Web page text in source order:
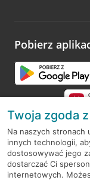
opinie.
Pobierz
RODO
Regulamin serwisu
Twoja zgoda
Na naszych stronach
innych technologii,
dostosowywać jego
dostarczać Ci
internetowych.